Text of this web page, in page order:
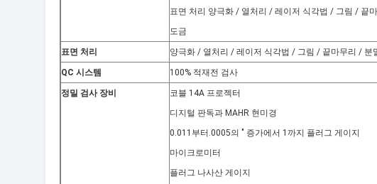
표면 처리 양극화 / 열처리 / 레이저 식각법 / 그림 / 끝
도금
표면 처리 양극화 / 열처리 / 레이저 식각법 / 그림 / 끝마무리 / 분
QC 시스템 100% 적재전 검사
정밀 검사 장비
코블 14A 프로젝터
디지털 판독과 MAHR 현미경
0.011부터.0005의 " 증가에서 1까지 플러그 게이지
마이크로미터
플러그 나사산 게이지